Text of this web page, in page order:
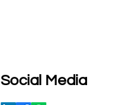
Social Media